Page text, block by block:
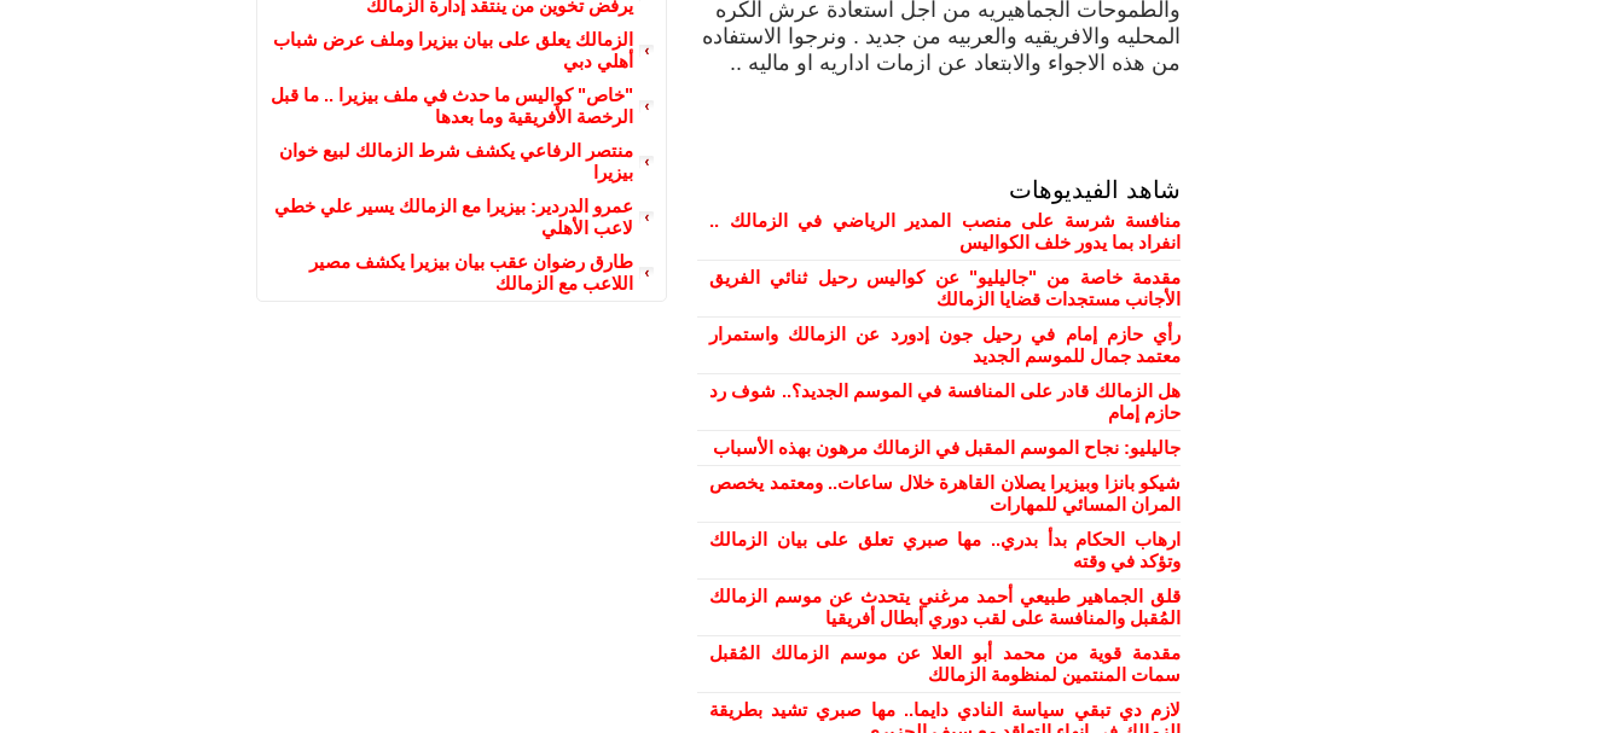
يرفض تخوين من ينتقد إدارة الزمالك
الزمالك يعلق على بيان بيزيرا وملف عرض شباب
أهلي دبي
"خاص" كواليس ما حدث في ملف بيزيرا .. ما قبل
الرخصة الأفريقية وما بعدها
منتصر الرفاعي يكشف شرط الزمالك لبيع خوان
بيزيرا
عمرو الدردير: بيزيرا مع الزمالك يسير علي خطي
لاعب الأهلي
طارق رضوان عقب بيان بيزيرا يكشف مصير
اللاعب مع الزمالك
والطموحات الجماهيريه من اجل استعادة عرش الكره
المحليه والافريقيه والعربيه من جديد . ونرجوا الاستفاده
من هذه الاجواء والابتعاد عن ازمات اداريه او ماليه ..
شاهد الفيديوهات
منافسة شرسة على منصب المدير الرياضي في الزمالك ..
انفراد بما يدور خلف الكواليس
مقدمة خاصة من "جاليليو" عن كواليس رحيل ثنائي الفريق
الأجانب مستجدات قضايا الزمالك
رأي حازم إمام في رحيل جون إدورد عن الزمالك واستمرار
معتمد جمال للموسم الجديد
هل الزمالك قادر على المنافسة في الموسم الجديد؟.. شوف رد
حازم إمام
جاليليو: نجاح الموسم المقبل في الزمالك مرهون بهذه الأسباب
شيكو بانزا وبيزيرا يصلان القاهرة خلال ساعات.. ومعتمد يخصص
المران المسائي للمهارات
ارهاب الحكام بدأ بدري.. مها صبري تعلق على بيان الزمالك
وتؤكد في وقته
قلق الجماهير طبيعي أحمد مرغني يتحدث عن موسم الزمالك
المُقبل والمنافسة على لقب دوري أبطال أفريقيا
مقدمة قوية من محمد أبو العلا عن موسم الزمالك المُقبل
سمات المنتمين لمنظومة الزمالك
لازم دي تبقي سياسة النادي دايما.. مها صبري تشيد بطريقة